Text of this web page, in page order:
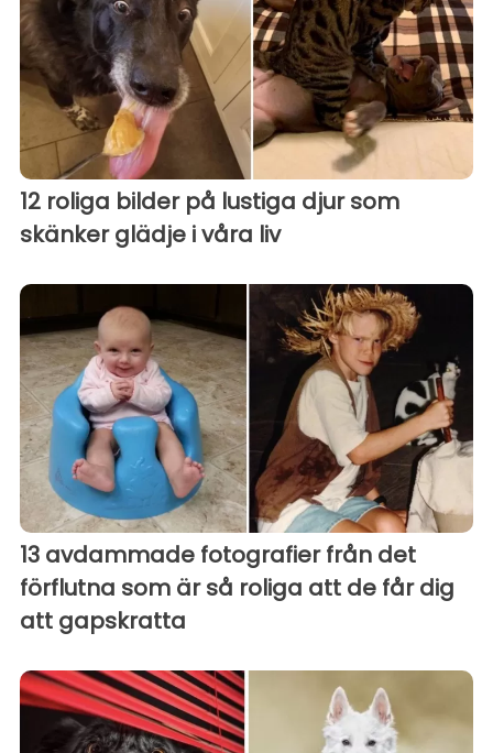
12 roliga bilder på lustiga djur som
skänker glädje i våra liv
13 avdammade fotografier från det
förflutna som är så roliga att de får dig
att gapskratta